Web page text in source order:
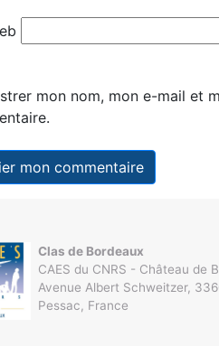
mon nom, mon e-mail et
Clas de Bordeaux
CAES du CNRS - Château de
Avenue Albert Schweitzer,
Pessac, France